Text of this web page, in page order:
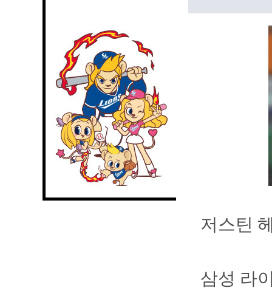
저스틴
삼성 라